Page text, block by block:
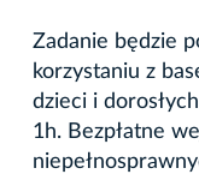
Zadanie będzie
korzystaniu z
dzieci i
1h. Bezpłatne